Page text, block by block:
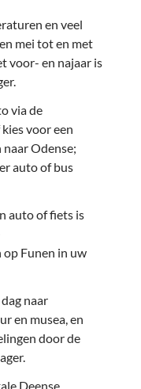
en veel
mei tot en met
voor- en najaar is
via de
voor een
Odense;
auto of bus
auto of fiets is
op Funen in uw
naar
en musea, en
door de
Deense